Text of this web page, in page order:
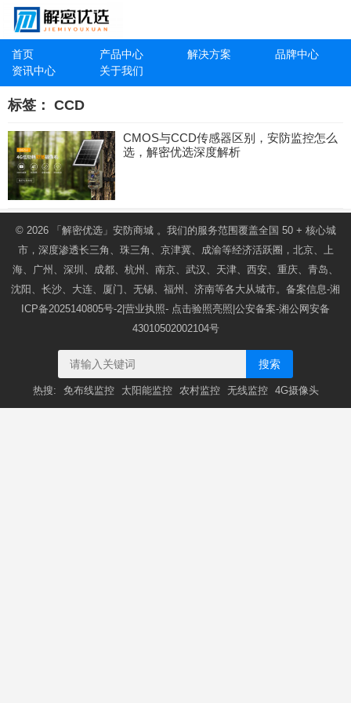
首页 产品中心 解决方案
品牌中心
资讯中心
关于我们
标签： CCD
CMOS与CCD传感器区别，安防监控怎么
选，解密优选深度解析
© 2026 「解密优选」安防商城。我们的服务范围覆盖全国 50 + 核心城
市，深度渗透长三角、珠三角、京津冀、成渝等经济活跃圈，北京、上
海、广州、深圳、成都、杭州、南京、武汉、天津、西安、重庆、青岛、
沈阳、长沙、大连、厦门、无锡、福州、济南等各大从城市。备案信息-湘
ICP备2025140805号-2 |营业执照- 点击验照亮照 |公安备案-湘公网安备
43010502002104号
搜索
热搜: 免布线监控 太阳能监控 农村监控 无线监控 4G摄像头